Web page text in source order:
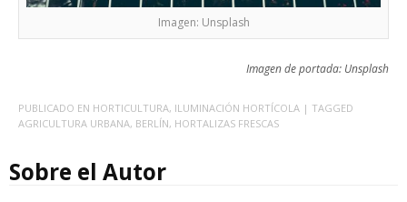
Imagen: Unsplash
Imagen de portada: Unsplash
PUBLICADO EN HORTICULTURA, ILUMINACIÓN HORTÍCOLA | TAGGED
AGRICULTURA URBANA, BERLÍN, HORTALIZAS FRESCAS
Sobre el Autor